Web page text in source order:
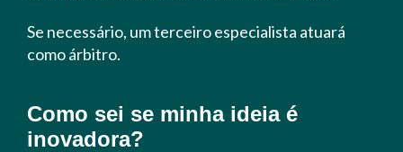
Se necessário, um terceiro especialista atuará
como árbitro.
Como sei se minha ideia é
inovadora?